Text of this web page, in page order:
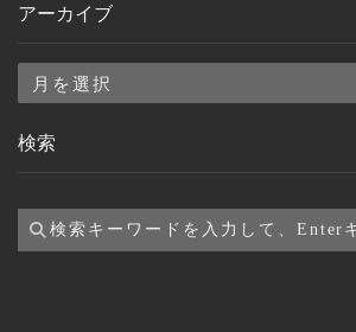
アーカイブ
ア
カ
ブ
検索